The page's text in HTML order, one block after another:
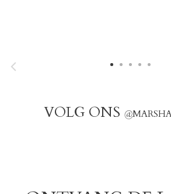
VOLG ONS @